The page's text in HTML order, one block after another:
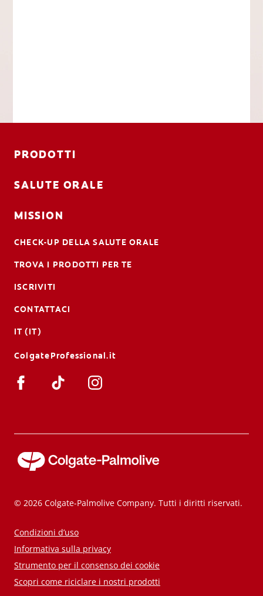
PRODOTTI
SALUTE ORALE
MISSION
CHECK-UP DELLA SALUTE ORALE
TROVA I PRODOTTI PER TE
ISCRIVITI
CONTATTACI
IT (IT)
ColgateProfessional.it
© 2026 Colgate-Palmolive Company. Tutti i diritti riservati.
Condizioni d’uso
Informativa sulla privacy
Strumento per il consenso dei cookie
Scopri come riciclare i nostri prodotti